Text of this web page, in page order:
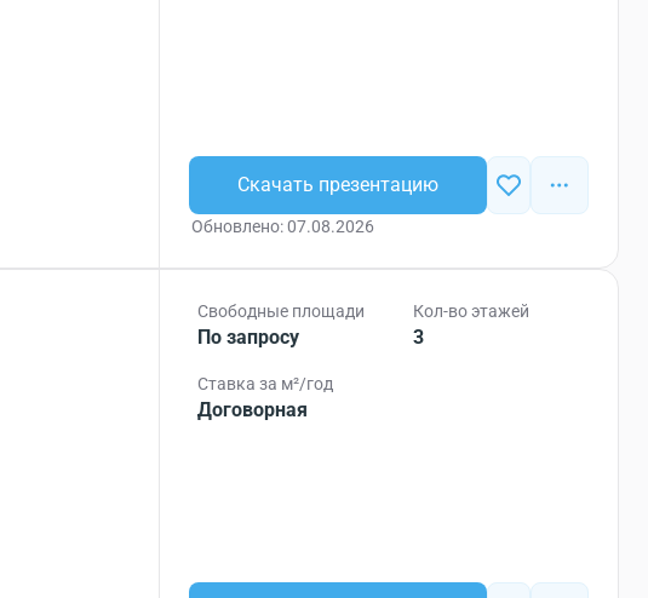
Скачать презентацию
Обновлено: 07.08.2026
Свободные площади
По запросу
Кол-во этажей
3
Ставка за м²/год
Договорная